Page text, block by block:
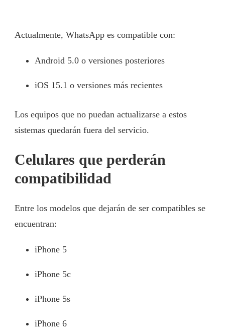
Actualmente, WhatsApp es compatible con:
Android 5.0 o versiones posteriores
iOS 15.1 o versiones más recientes
Los equipos que no puedan actualizarse a estos
sistemas quedarán fuera del servicio.
Celulares que perderán
compatibilidad
Entre los modelos que dejarán de ser compatibles se
encuentran:
iPhone 5
iPhone 5c
iPhone 5s
iPhone 6